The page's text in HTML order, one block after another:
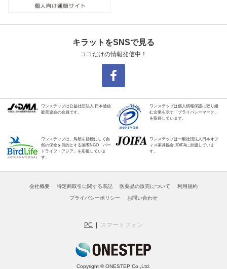
キラットをSNSで見る
ココだけの情報発信中！
ワンステップは公益社団法人 日本通信
販売協会の会員です。
ワンステップは個人情報保護に取り組
む企業を示す「プライバシーマーク」
を取得しています。
ワンステップは、鳥類を指標にして自
然の保全を目的とする国際NGO「バー
ドライフ・アジア」を応援していま
す。
ワンステップは一般社団法人日本オフ
ィス家具協会 JOIFAに加盟していま
す。
会社概要 特定商取引に関する表記 医薬品の販売について 利用規約
プライバシーポリシー お問い合わせ
PC スマートフォン
Copyright © ONESTEP Co.,Ltd.